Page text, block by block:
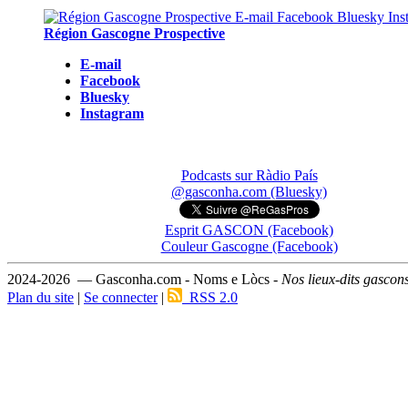
Région Gascogne Prospective
E-mail
Facebook
Bluesky
Instagram
Podcasts sur Ràdio País
@gasconha.com (Bluesky)
Esprit GASCON (Facebook)
Couleur Gascogne (Facebook)
2024-2026 — Gasconha.com - Noms e Lòcs - Nos lieux-dits
Plan du site | Se connecter| RSS 2.0